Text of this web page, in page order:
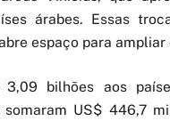
árabes. Essas
espaço para
bilhões aos
US$ 446,7